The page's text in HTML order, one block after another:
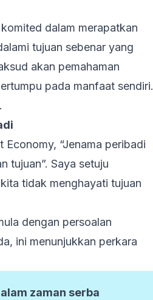
dalam merapatkan
tujuan sebenar yang
akan pemahaman
pada manfaat sendiri.
Economy, “Jenama peribadi
tujuan”. Saya setuju
tidak menghayati tujuan
dengan persoalan
ini menunjukkan perkara
zaman serba